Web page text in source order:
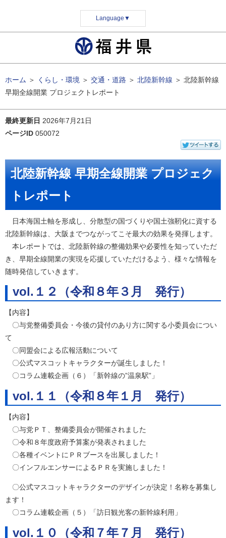
Language ▼
ホーム ＞ くらし・環境 ＞ 交通・道路 ＞ 北陸新幹線 ＞ 北陸新幹線
早期全線開業 プロジェクトレポート
最終更新日 2026年7月21日
ページID 050072
北陸新幹線 早期全線開業 プロジェク
トレポート
日本海国土軸を形成し、分散型の国づくりや国土強靭化に資する
北陸新幹線は、大阪までつながってこそ最大の効果を発揮します。
本レポートでは、北陸新幹線の整備効果や必要性を知っていただ
き、早期全線開業の実現を応援していただけるよう、様々な情報を
随時発信していきます。
vol.１２（令和８年３月 発行）
【内容】
〇与党整備委員会・今後の貸付のあり方に関する小委員会につい
て
〇同盟会による広報活動について
〇公式マスコットキャラクターが誕生しました！
〇コラム連載企画（６）「新幹線の”温泉駅”」
vol.１１（令和８年１月 発行）
【内容】
〇与党ＰＴ、整備委員会が開催されました
〇令和８年度政府予算案が発表されました
〇各種イベントにＰＲブースを出展しました！
〇インフルエンサーによるＰＲを実施しました！
〇公式マスコットキャラクターのデザインが決定！名称を募集し
ます！
〇コラム連載企画（５）「訪日観光客の新幹線利用」
vol.１０（令和７年７月 発行）